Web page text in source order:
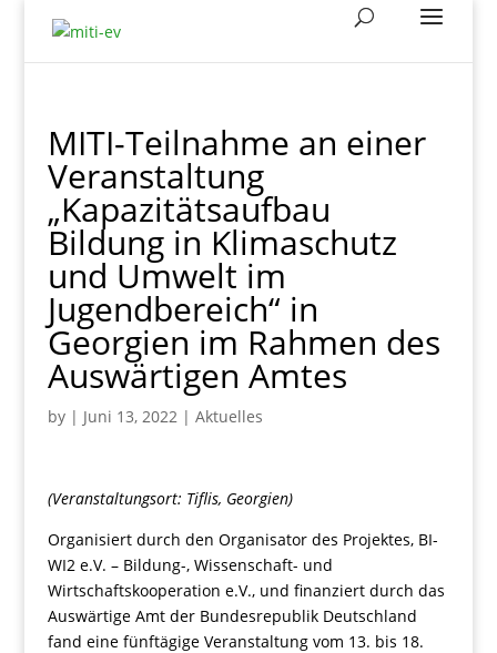
MITI-Teilnahme an einer
Veranstaltung
„Kapazitätsaufbau
Bildung in Klimaschutz
und Umwelt im
Jugendbereich“ in
Georgien im Rahmen des
Auswärtigen Amtes
by | Juni 13, 2022| Aktuelles
(Veranstaltungsort: Tiflis, Georgien)
Organisiert durch den Organisator des Projektes, BI-
WI2 e.V. – Bildung-, Wissenschaft- und
Wirtschaftskooperation e.V., und finanziert durch das
Auswärtige Amt der Bundesrepublik Deutschland
fand eine fünftägige Veranstaltung vom 13. bis 18.